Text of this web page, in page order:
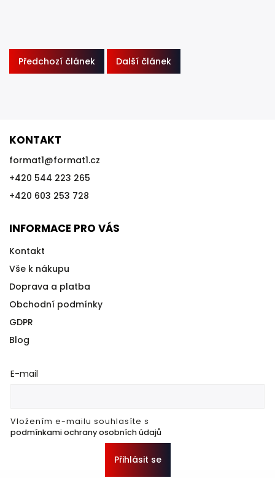
Předchozí článek Další článek
KONTAKT
format1@format1.cz
+420 544 223 265
+420 603 253 728
INFORMACE PRO VÁS
Kontakt
Vše k nákupu
Doprava a platba
Obchodní podmínky
GDPR
Blog
E-mail
Vložením e-mailu souhlasíte s
podmínkami ochrany osobních údajů
Přihlásit se